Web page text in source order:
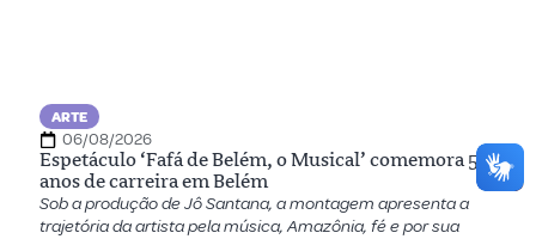
ARTE
06/08/2026
Espetáculo ‘Fafá de Belém, o Musical’ comemora 50
anos de carreira em Belém
Sob a produção de Jô Santana, a montagem apresenta a
trajetória da artista pela música, Amazônia, fé e por sua